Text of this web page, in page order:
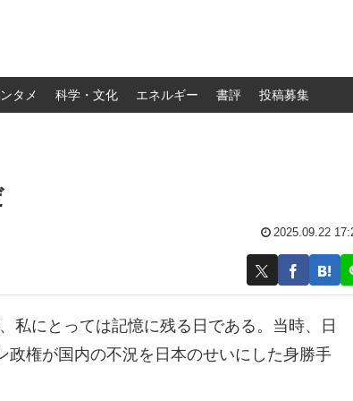
タメ 科学・文化 エネルギー 書評 投稿募集
2025.09.22
私にとっては記憶に残る日である。当時、日
権が国内の不況を日本のせいにした身勝手